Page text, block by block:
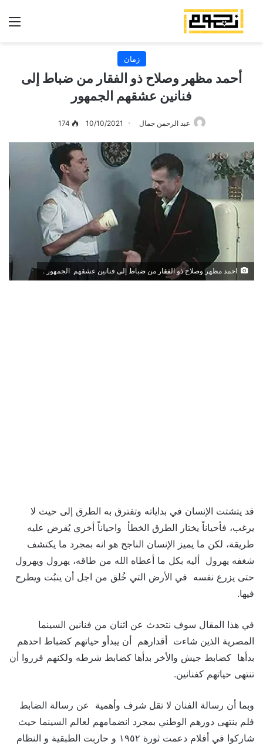
زمان
أحمد مظهر وصلاح ذو الفقار من ضباط إلى
فنانين عشقهم الجمهور
عبد الرحمن جمال 10/10/2021
174
احمد مظهر وصلاح ذو الفقار من ضباط إلى فنانين عشقهم الجمهور .
قد يتشتت الإنسان في بداياته وتفترق به الطرق إلى حيث لا
يرغب، فأحياناً يختار الطرق الخطأ واحياناً أخري يُفرض عليه
طريقة، لكن ما يميز الإنسان الناجح هو انه بمجرد ما يكتشف
شغفه يهرول أليه بكل ما أعطاه الله من طاقه، يهرول ويهرول
حتى يزرع نفسه في الأرض التي خُلق من اجل أن ينبُت ويطرح
فيها.
في هذا المقال سوف نتحدث عن اثنان من فنانين السينما
المصرية الذين شاءت أقدارهم أن يبدأو حياتهم كضباط احدهم
بدأها كضابط جيش والأخر بدأها كضابط شرطه ولكنهم قرروا أن
تنتهى حياتهم كفنانين.
وبما أن رسالة الفنان لا تقل شرف وأهمية عن رسالة الضابط
فلم ينتهى دورهم الوطني بمجرد انضمامهم لعالم السينما حيث
شاركوا في أفلام دعمت ثورة ١٩٥٢ و حاربت الطبقية و النظام